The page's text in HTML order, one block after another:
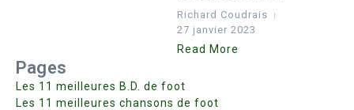
Richard Coudrais
27 janvier 2023
Read More
Pages
Les 11 meilleures B.D. de foot
Les 11 meilleures chansons de foot